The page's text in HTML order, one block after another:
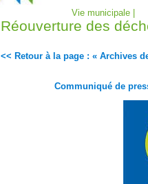
Vie municipale |
Réouverture des
<< Retour à la page : « Archives
Communiqué de